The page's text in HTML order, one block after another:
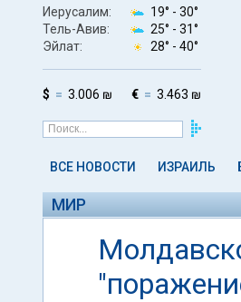
Иерусалим: 19° - 30°
Тель-Авив:
25° - 31°
Эйлат:
28° - 40°
$ 3.006 ₪ € 3.463 ₪
ВСЕ НОВОСТИ ИЗРАИЛЬ
МИР